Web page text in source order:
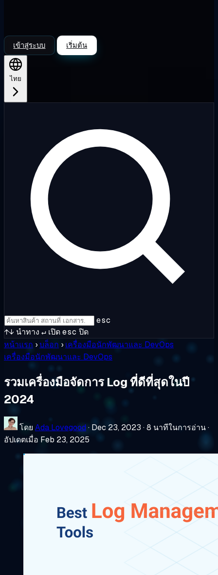
เข้าสู่ระบบ เริ่มต้น
ไทย
esc
↑↓ นำทาง ↵ เปิดesc ปิด
หน้าแรก ›บล็อก › เครื่องมือนักพัฒนาและ DevOps
เครื่องมือนักพัฒนาและ DevOps
รวมเครื่องมือจัดการ Log ที่ดีที่สุดในปี
2024
โดย Ada Lovegood· Dec 23, 2023 ·8 นาทีในการอ่าน·
อัปเดตเมื่อ Feb 23, 2025